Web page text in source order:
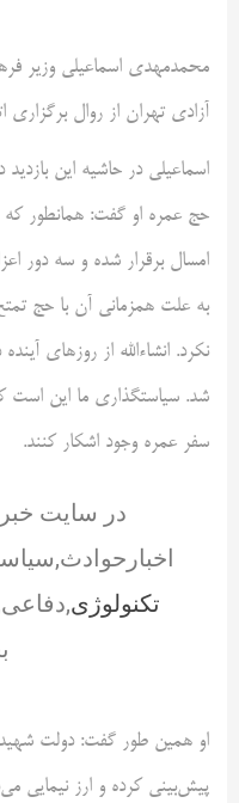
محمدمهدی اسماعیلی وزیر
آزادی تهران از روال برگزاری
اسماعیلی در حاشیه این
حج عمره او گفت: همانطور که
امسال برقرار شده و سه دور
به علت همزمانی آن با حج
نکرد. انشاءالله از روزهای
شد. سیاستگذاری ما این است
سفر عمره وجود اشکار کنند.
در سایت
تکنولوژی
او همین طور گفت: دولت شهید
پیش‌بینی کرده و ارز نیمایی